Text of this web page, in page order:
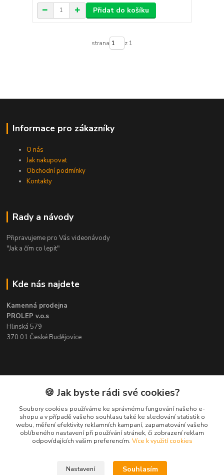
Přidat do košíku
strana z 1
Informace pro zákazníky
O nás
Jak nakupovat
Obchodní podmínky
Kontakty
Rady a návody
Připravujeme pro Vás videonávody
"Jak a čím co lepit"
Kde nás najdete
Kamenná prodejna
PROLEP v.o.s
Hlinská 579
370 01 České Budějovice
Kontakt
Pavel Šedivý
+420 602 148 895
Pracovní doba PO - PÁ: 8,00-16,30
🍪 Jak byste rádi své cookies?
Soubory cookies používáme ke správnému fungování našeho e-
shopu a v případě vašeho souhlasu také ke sledování statistik o
webu, měření efektivity reklamních kampaní, zapamatování vašeho
oblíbeného nastavení při používání stránek, či zobrazení reklam
odpovídajících vašim preferencím. Více k využití cookies
Nastavení Souhlasím